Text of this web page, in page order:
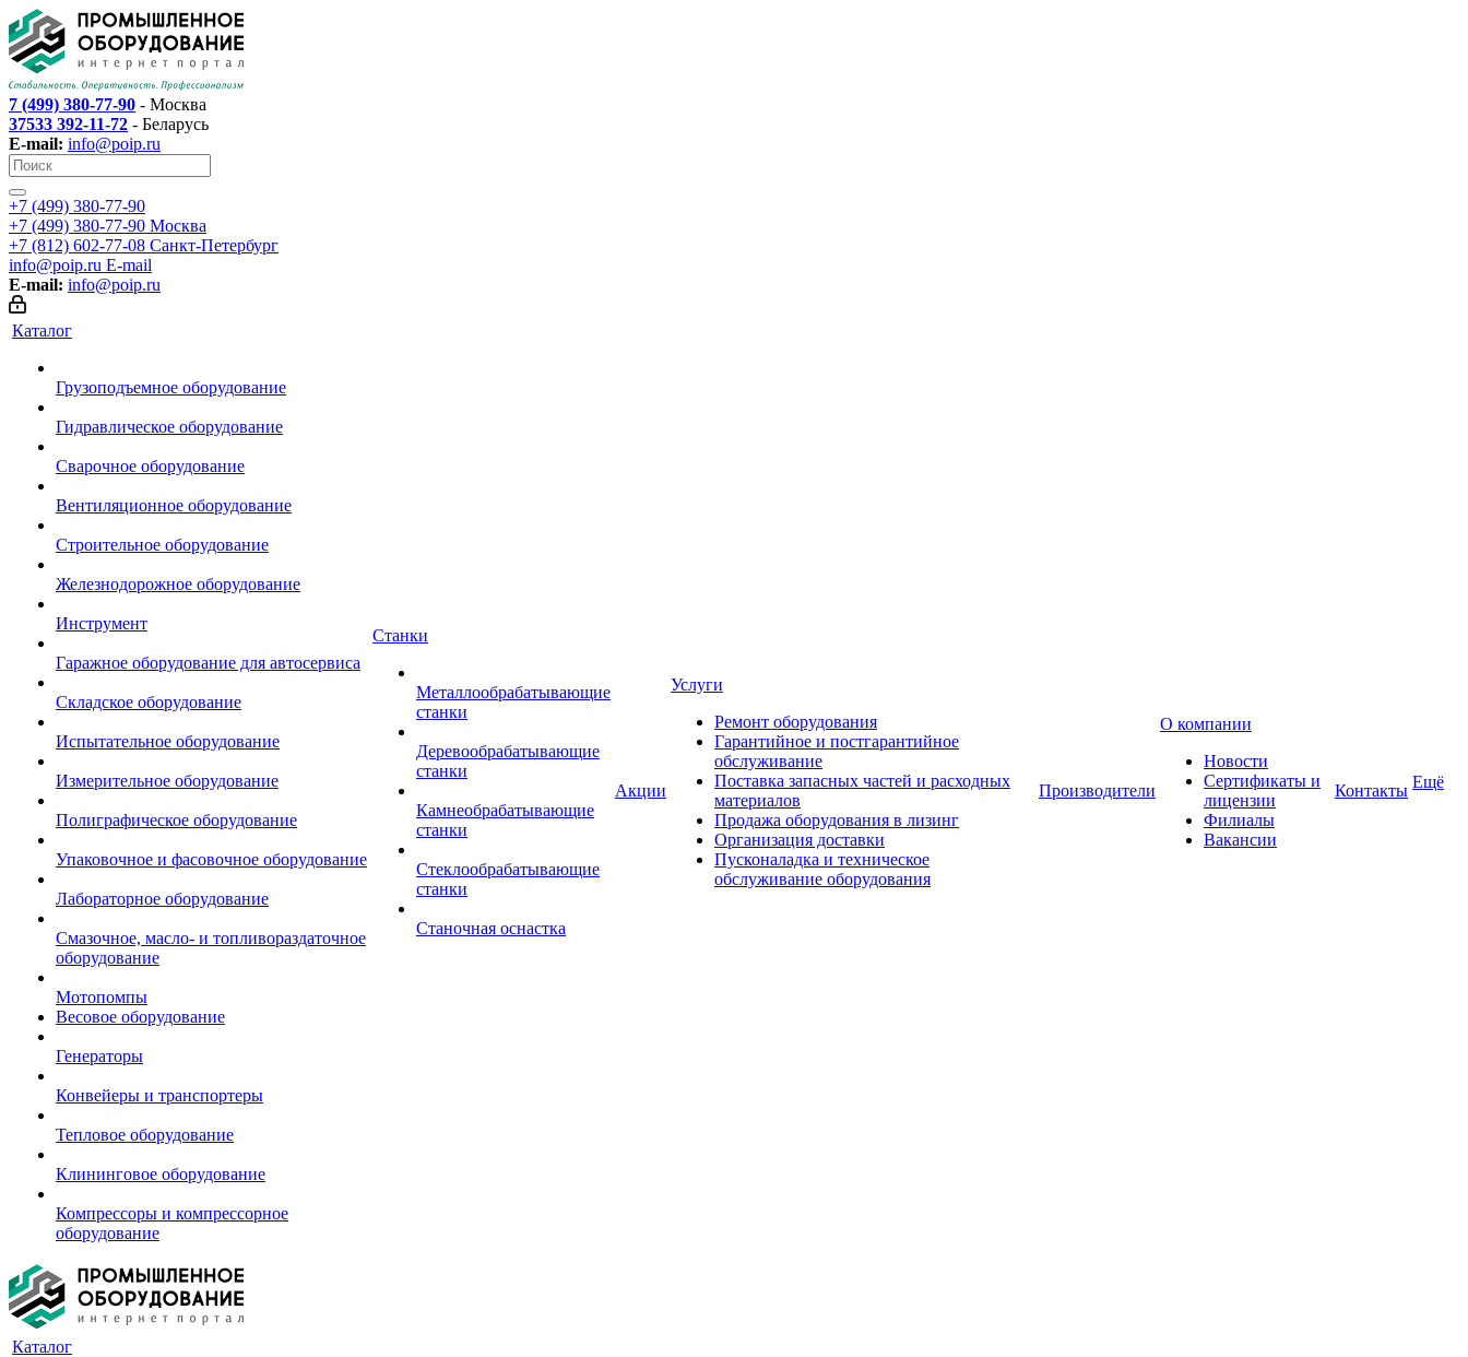
7 (499) 380-77-90 - Москва
37533 392-11-72 - Беларусь
E-mail: info@poip.ru
+7 (499) 380-77-90
+7 (499) 380-77-90 Москва
+7 (812) 602-77-08 Санкт-Петербург
info@poip.ru E-mail
E-mail: info@poip.ru
Каталог
Грузоподъемное оборудование
Гидравлическое оборудование
Сварочное оборудование
Вентиляционное оборудование
Строительное оборудование
Железнодорожное оборудование
Инструмент
Гаражное оборудование для автосервиса
Складское оборудование
Испытательное оборудование
Измерительное оборудование
Полиграфическое оборудование
Упаковочное и фасовочное оборудование
Лабораторное оборудование
Смазочное, масло- и топливораздаточное
оборудование
Мотопомпы
Весовое оборудование
Генераторы
Конвейеры и транспортеры
Тепловое оборудование
Клининговое оборудование
Компрессоры и компрессорное
оборудование
Станки
Металлообрабатывающие
станки
Деревообрабатывающие
станки
Камнеобрабатывающие
станки
Стеклообрабатывающие
станки
Станочная оснастка
Акции
Услуги
Ремонт оборудования
Гарантийное и постгарантийное
обслуживание
Поставка запасных частей и расходных
материалов
Продажа оборудования в лизинг
Организация доставки
Пусконаладка и техническое
обслуживание оборудования
Производители
О компании
Новости
Сертификаты и
лицензии
Филиалы
Вакансии
Контакты Ещё
Каталог